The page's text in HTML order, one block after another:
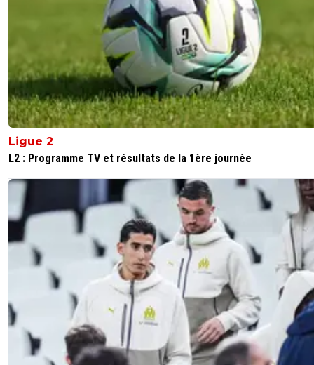
Ligue 2
L2 : Programme TV et résultats de la 1ère journée